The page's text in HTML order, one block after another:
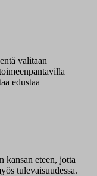
valitaan
edustaa
kansan eteen, jotta
tulevaisuudessa.